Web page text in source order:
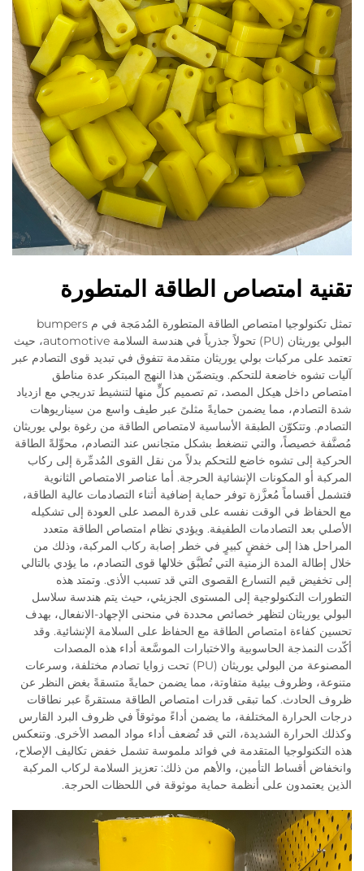
تقنية امتصاص الطاقة المتطورة
تمثل تكنولوجيا امتصاص الطاقة المتطورة المُدمَجة في م bumpers
البولي يوريثان (PU) تحولاً جذرياً في هندسة السلامة automotive، حيث
تعتمد على مركبات بولي يوريثان متقدمة تتفوق في تبديد قوى التصادم عبر
آليات تشوه خاضعة للتحكم. ويتضمّن هذا النهج المبتكر عدة مناطق
امتصاص داخل هيكل المصد، تم تصميم كلٍّ منها لتنشيط تدريجي مع ازدياد
شدة التصادم، مما يضمن حمايةً مثلىً عبر طيف واسع من سيناريوهات
التصادم. وتتكوّن الطبقة الأساسية لامتصاص الطاقة من رغوة بولي يوريثان
مُصنَّفة خصيصاً، والتي تنضغط بشكل متجانس عند التصادم، محوِّلةً الطاقة
الحركية إلى تشوه خاضع للتحكم بدلاً من نقل القوى المُدمِّرة إلى ركاب
المركبة أو المكونات الإنشائية الحرجة. أما عناصر الامتصاص الثانوية
فتشمل أقساماً مُعزَّزة توفر حماية إضافية أثناء التصادمات عالية الطاقة،
مع الحفاظ في الوقت نفسه على قدرة المصد على العودة إلى تشكيله
الأصلي بعد التصادمات الطفيفة. ويؤدي نظام امتصاص الطاقة متعدد
المراحل هذا إلى خفضٍ كبيرٍ في خطر إصابة ركاب المركبة، وذلك من
خلال إطالة المدة الزمنية التي تُطبَّق خلالها قوى التصادم، ما يؤدي بالتالي
إلى تخفيض قيم التسارع القصوى التي قد تسبب الأذى. وتمتد هذه
التطورات التكنولوجية إلى المستوى الجزيئي، حيث يتم هندسة سلاسل
البولي يوريثان لتظهر خصائص محددة في منحنى الإجهاد-الانفعال، بهدف
تحسين كفاءة امتصاص الطاقة مع الحفاظ على السلامة الإنشائية. وقد
أكّدت النمذجة الحاسوبية والاختبارات الموسَّعة أداء هذه المصدات
المصنوعة من البولي يوريثان (PU) تحت زوايا تصادم مختلفة، وسرعات
متنوعة، وظروف بيئية متفاوتة، مما يضمن حمايةً متسقةً بغض النظر عن
ظروف الحادث. كما تبقى قدرات امتصاص الطاقة مستقرةً عبر نطاقات
درجات الحرارة المختلفة، ما يضمن أداءً موثوقاً في ظروف البرد القارس
وكذلك الحرارة الشديدة، التي قد تُضعف أداء مواد المصد الأخرى. وتنعكس
هذه التكنولوجيا المتقدمة في فوائد ملموسة تشمل خفض تكاليف الإصلاح،
وانخفاض أقساط التأمين، والأهم من ذلك: تعزيز السلامة لركاب المركبة
الذين يعتمدون على أنظمة حماية موثوقة في اللحظات الحرجة.